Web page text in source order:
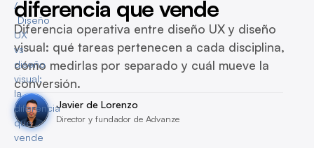
diferencia que vende
Diferencia operativa entre diseño UX y diseño
visual: qué tareas pertenecen a cada disciplina,
cómo medirlas por separado y cuál mueve la
conversión.
Javier de Lorenzo
Director y fundador de Advanze
/
Diseño
UX
vs
diseño
visual:
la
diferencia
que
vende